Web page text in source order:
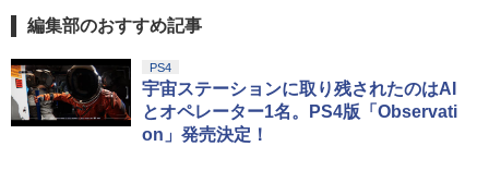
1
窩座再来 通常版 [Blu-ray]
￥3,982
編集部のおすすめ記事
PS4
宇宙ステーションに取り残されたのはAI
とオペレーター1名。PS4版「Observati
on」発売決定！